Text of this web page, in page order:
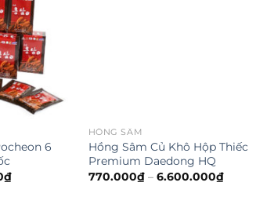
6
₫Giá
HỒNG SÂM
Hồng Sâm Củ Khô Hộp Thiếc
Premium Daedong HQ
770.000₫– 6.600.000₫